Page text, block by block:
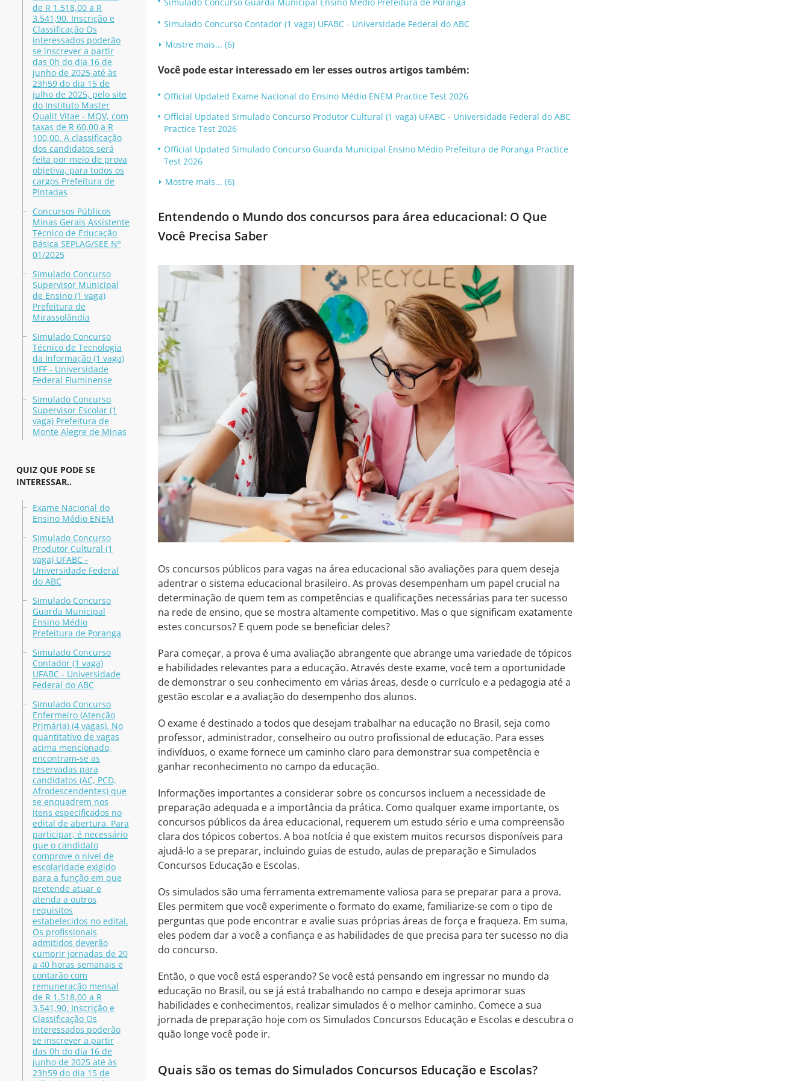
de R 1.518,00 a R
3.541,90. Inscrição e
Classificação Os
interessados poderão
se inscrever a partir
das 0h do dia 16 de
junho de 2025 até às
23h59 do dia 15 de
julho de 2025, pelo site
do Instituto Master
Qualit Vitae - MQV, com
taxas de R 60,00 a R
100,00. A classificação
dos candidatos será
feita por meio de prova
objetiva, para todos os
cargos Prefeitura de
Pintadas
Concursos Públicos
Minas Gerais Assistente
Técnico de Educação
Básica SEPLAG/SEE Nº
01/2025
Simulado Concurso
Supervisor Municipal
de Ensino (1 vaga)
Prefeitura de
Mirassolândia
Simulado Concurso
Técnico de Tecnologia
da Informação (1 vaga)
UFF - Universidade
Federal Fluminense
Simulado Concurso
Supervisor Escolar (1
vaga) Prefeitura de
Monte Alegre de Minas
QUIZ QUE PODE SE
INTERESSAR..
Exame Nacional do
Ensino Médio ENEM
Simulado Concurso
Produtor Cultural (1
vaga) UFABC -
Universidade Federal
do ABC
Simulado Concurso
Guarda Municipal
Ensino Médio
Prefeitura de Poranga
Simulado Concurso
Contador (1 vaga)
UFABC - Universidade
Federal do ABC
Simulado Concurso
Enfermeiro (Atenção
Primária) (4 vagas). No
quantitativo de vagas
acima mencionado,
encontram-se as
reservadas para
candidatos (AC, PCD,
Afrodescendentes) que
se enquadrem nos
itens especificados no
edital de abertura. Para
participar, é necessário
que o candidato
comprove o nível de
escolaridade exigido
para a função em que
pretende atuar e
atenda a outros
requisitos
estabelecidos no edital.
Os profissionais
admitidos deverão
cumprir jornadas de 20
a 40 horas semanais e
contarão com
remuneração mensal
de R 1.518,00 a R
3.541,90. Inscrição e
Classificação Os
interessados poderão
se inscrever a partir
das 0h do dia 16 de
junho de 2025 até às
23h59 do dia 15 de
Simulado Concurso Contador (1 vaga) UFABC - Universidade Federal do ABC
Mostre mais... (6)
Você pode estar interessado em ler esses outros artigos também:
Official Updated Exame Nacional do Ensino Médio ENEM Practice Test 2026
Official Updated Simulado Concurso Produtor Cultural (1 vaga) UFABC - Universidade Federal do ABC
Practice Test 2026
Official Updated Simulado Concurso Guarda Municipal Ensino Médio Prefeitura de Poranga Practice
Test 2026
Mostre mais... (6)
Entendendo o Mundo dos concursos para área educacional: O Que
Você Precisa Saber
Os concursos públicos para vagas na área educacional são avaliações para quem deseja
adentrar o sistema educacional brasileiro. As provas desempenham um papel crucial na
determinação de quem tem as competências e qualificações necessárias para ter sucesso
na rede de ensino, que se mostra altamente competitivo. Mas o que significam exatamente
estes concursos? E quem pode se beneficiar deles?
Para começar, a prova é uma avaliação abrangente que abrange uma variedade de tópicos
e habilidades relevantes para a educação. Através deste exame, você tem a oportunidade
de demonstrar o seu conhecimento em várias áreas, desde o currículo e a pedagogia até a
gestão escolar e a avaliação do desempenho dos alunos.
O exame é destinado a todos que desejam trabalhar na educação no Brasil, seja como
professor, administrador, conselheiro ou outro profissional de educação. Para esses
indivíduos, o exame fornece um caminho claro para demonstrar sua competência e
ganhar reconhecimento no campo da educação.
Informações importantes a considerar sobre os concursos incluem a necessidade de
preparação adequada e a importância da prática. Como qualquer exame importante, os
concursos públicos da área educacional, requerem um estudo sério e uma compreensão
clara dos tópicos cobertos. A boa notícia é que existem muitos recursos disponíveis para
ajudá-lo a se preparar, incluindo guias de estudo, aulas de preparação e Simulados
Concursos Educação e Escolas.
Os simulados são uma ferramenta extremamente valiosa para se preparar para a prova.
Eles permitem que você experimente o formato do exame, familiarize-se com o tipo de
perguntas que pode encontrar e avalie suas próprias áreas de força e fraqueza. Em suma,
eles podem dar a você a confiança e as habilidades de que precisa para ter sucesso no dia
do concurso.
Então, o que você está esperando? Se você está pensando em ingressar no mundo da
educação no Brasil, ou se já está trabalhando no campo e deseja aprimorar suas
habilidades e conhecimentos, realizar simulados é o melhor caminho. Comece a sua
jornada de preparação hoje com os Simulados Concursos Educação e Escolas e descubra o
quão longe você pode ir.
Quais são os temas do Simulados Concursos Educação e Escolas?